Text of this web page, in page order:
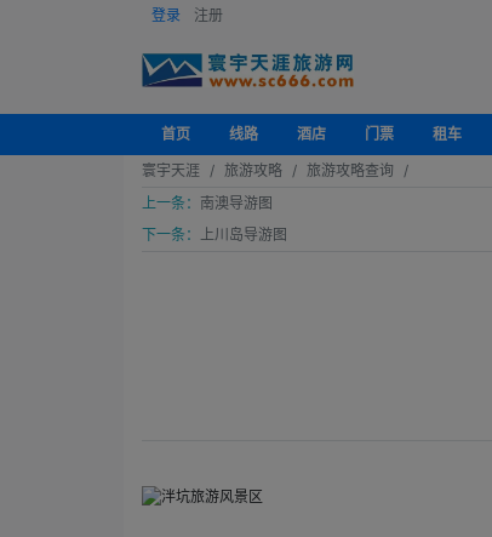
登录 注册
首页 线路 酒店 门票 租车
寰宇天涯
旅游攻略
旅游攻略查询
上一条： 南澳导游图
下一条： 上川岛导游图